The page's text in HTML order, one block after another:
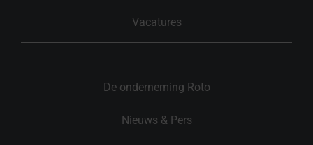
Vacatures
De onderneming Roto
Nieuws & Pers